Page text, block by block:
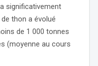
significativement
thon a évolué
de 1 000 tonnes
(moyenne au cours